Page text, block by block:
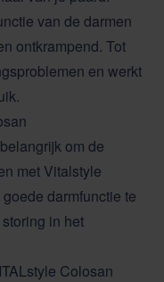
van de darmen
ontkrampend. Tot
en werkt
om de
met Vitalstyle
darmfunctie te
in het
Colosan